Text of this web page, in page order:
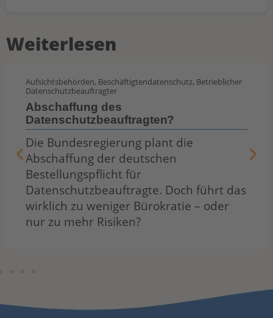
Weiterlesen
Aufsichtsbehörden, Beschäftigtendatenschutz, Betrieblicher
Datenschutzbeauftragter
Abschaffung des
Datenschutzbeauftragten?
Die Bundesregierung plant die
Abschaffung der deutschen
Bestellungspflicht für
Datenschutzbeauftragte. Doch führt das
wirklich zu weniger Bürokratie – oder
nur zu mehr Risiken?